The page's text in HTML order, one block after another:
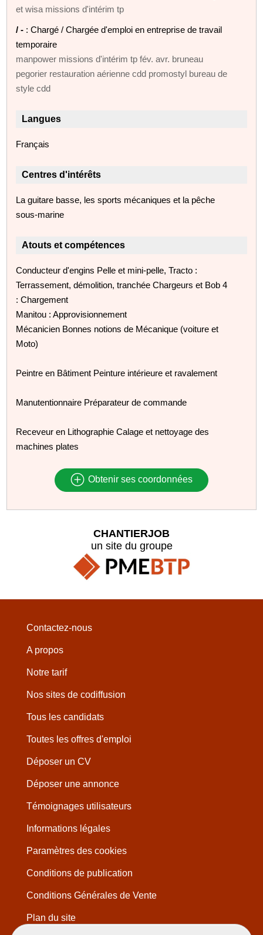
et wisa missions d'intérim tp
/ - : Chargé / Chargée d'emploi en entreprise de travail
temporaire
manpower missions d'intérim tp fév. avr. bruneau
pegorier restauration aérienne cdd promostyl bureau de
style cdd
Langues
Français
Centres d'intérêts
La guitare basse, les sports mécaniques et la pêche
sous-marine
Atouts et compétences
Conducteur d'engins Pelle et mini-pelle, Tracto :
Terrassement, démolition, tranchée Chargeurs et Bob 4
: Chargement
Manitou : Approvisionnement
Mécanicien Bonnes notions de Mécanique (voiture et
Moto)
Peintre en Bâtiment Peinture intérieure et ravalement
Manutentionnaire Préparateur de commande
Receveur en Lithographie Calage et nettoyage des
machines plates
Obtenir ses coordonnées
CHANTIERJOB
un site du groupe
Contactez-nous
A propos
Notre tarif
Nos sites de codiffusion
Tous les candidats
Toutes les offres d'emploi
Déposer un CV
Déposer une annonce
Témoignages utilisateurs
Informations légales
Paramètres des cookies
Conditions de publication
Conditions Générales de Vente
Plan du site